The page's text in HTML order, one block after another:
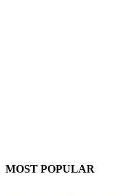
MOST POPULAR